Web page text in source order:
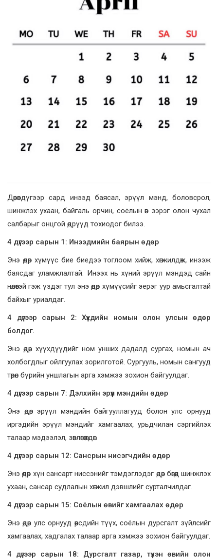
Дөрөвдүгээр сард инээд баясал, эрүүл мэнд, боловсрол,
шинжлэх ухаан, байгаль орчин, соёлын өв зэрэг олон чухал
салбарыг онцгой өдрүүд тохиодог билээ.
4 дүгээр сарын 1 : Инээдмийн баярын өдөр
Энэ өдөр хүмүүс бие биедээ тоглоом хийж, хөгжилдөж, инээж
баясдаг уламжлалтай. Инээх нь хүний эрүүл мэндэд сайн
нөлөөтэй гэж үздэг тул энэ өдөр хүмүүсийг эерэг уур амьсгалтай
байхыг уриалдаг.
4 дүгээр сарын 2: Хүүхдийн номын олон улсын өдөр
болдог.
Энэ өдөр хүүхдүүдийг ном унших дадалд сургах, номын ач
холбогдлыг ойлгуулах зорилготой. Сургууль, номын сангууд
төрөл бүрийн уншлагын арга хэмжээ зохион байгуулдаг.
4 дүгээр сарын 7: Дэлхийн эрүүл мэндийн өдөр
Энэ өдөр эрүүл мэндийн байгууллагууд болон улс орнууд
иргэдийн эрүүл мэндийг хамгаалах, урьдчилан сэргийлэх
талаар мэдээлэл, зөвлөгөө өгдөг.
4 дүгээр сарын 12: Сансрын нисэгчдийн өдөр
Энэ өдөр хүн сансарт ниссэнийг тэмдэглэдэг өдөр бөгөөд шинжлэх
ухаан, сансар судлалын хөгжил дэвшлийг сурталчилдаг.
4 дүгээр сарын 15: Соёлын өвийг хамгаалах өдөр
Энэ өдөр улс орнууд өөрсдийн түүх, соёлын дурсгалт зүйлсийг
хамгаалах, хадгалах талаар арга хэмжээ зохион байгуулдаг.
4 дүгээр сарын 18: Дурсгалт газар, түүхэн өвийн олон